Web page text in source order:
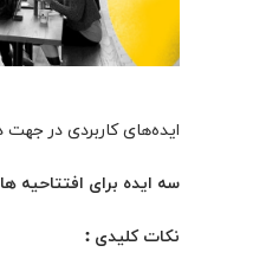
ایده‌های کاربردی در
سه ایده برای افتتاحیه
نکات کلیدی :